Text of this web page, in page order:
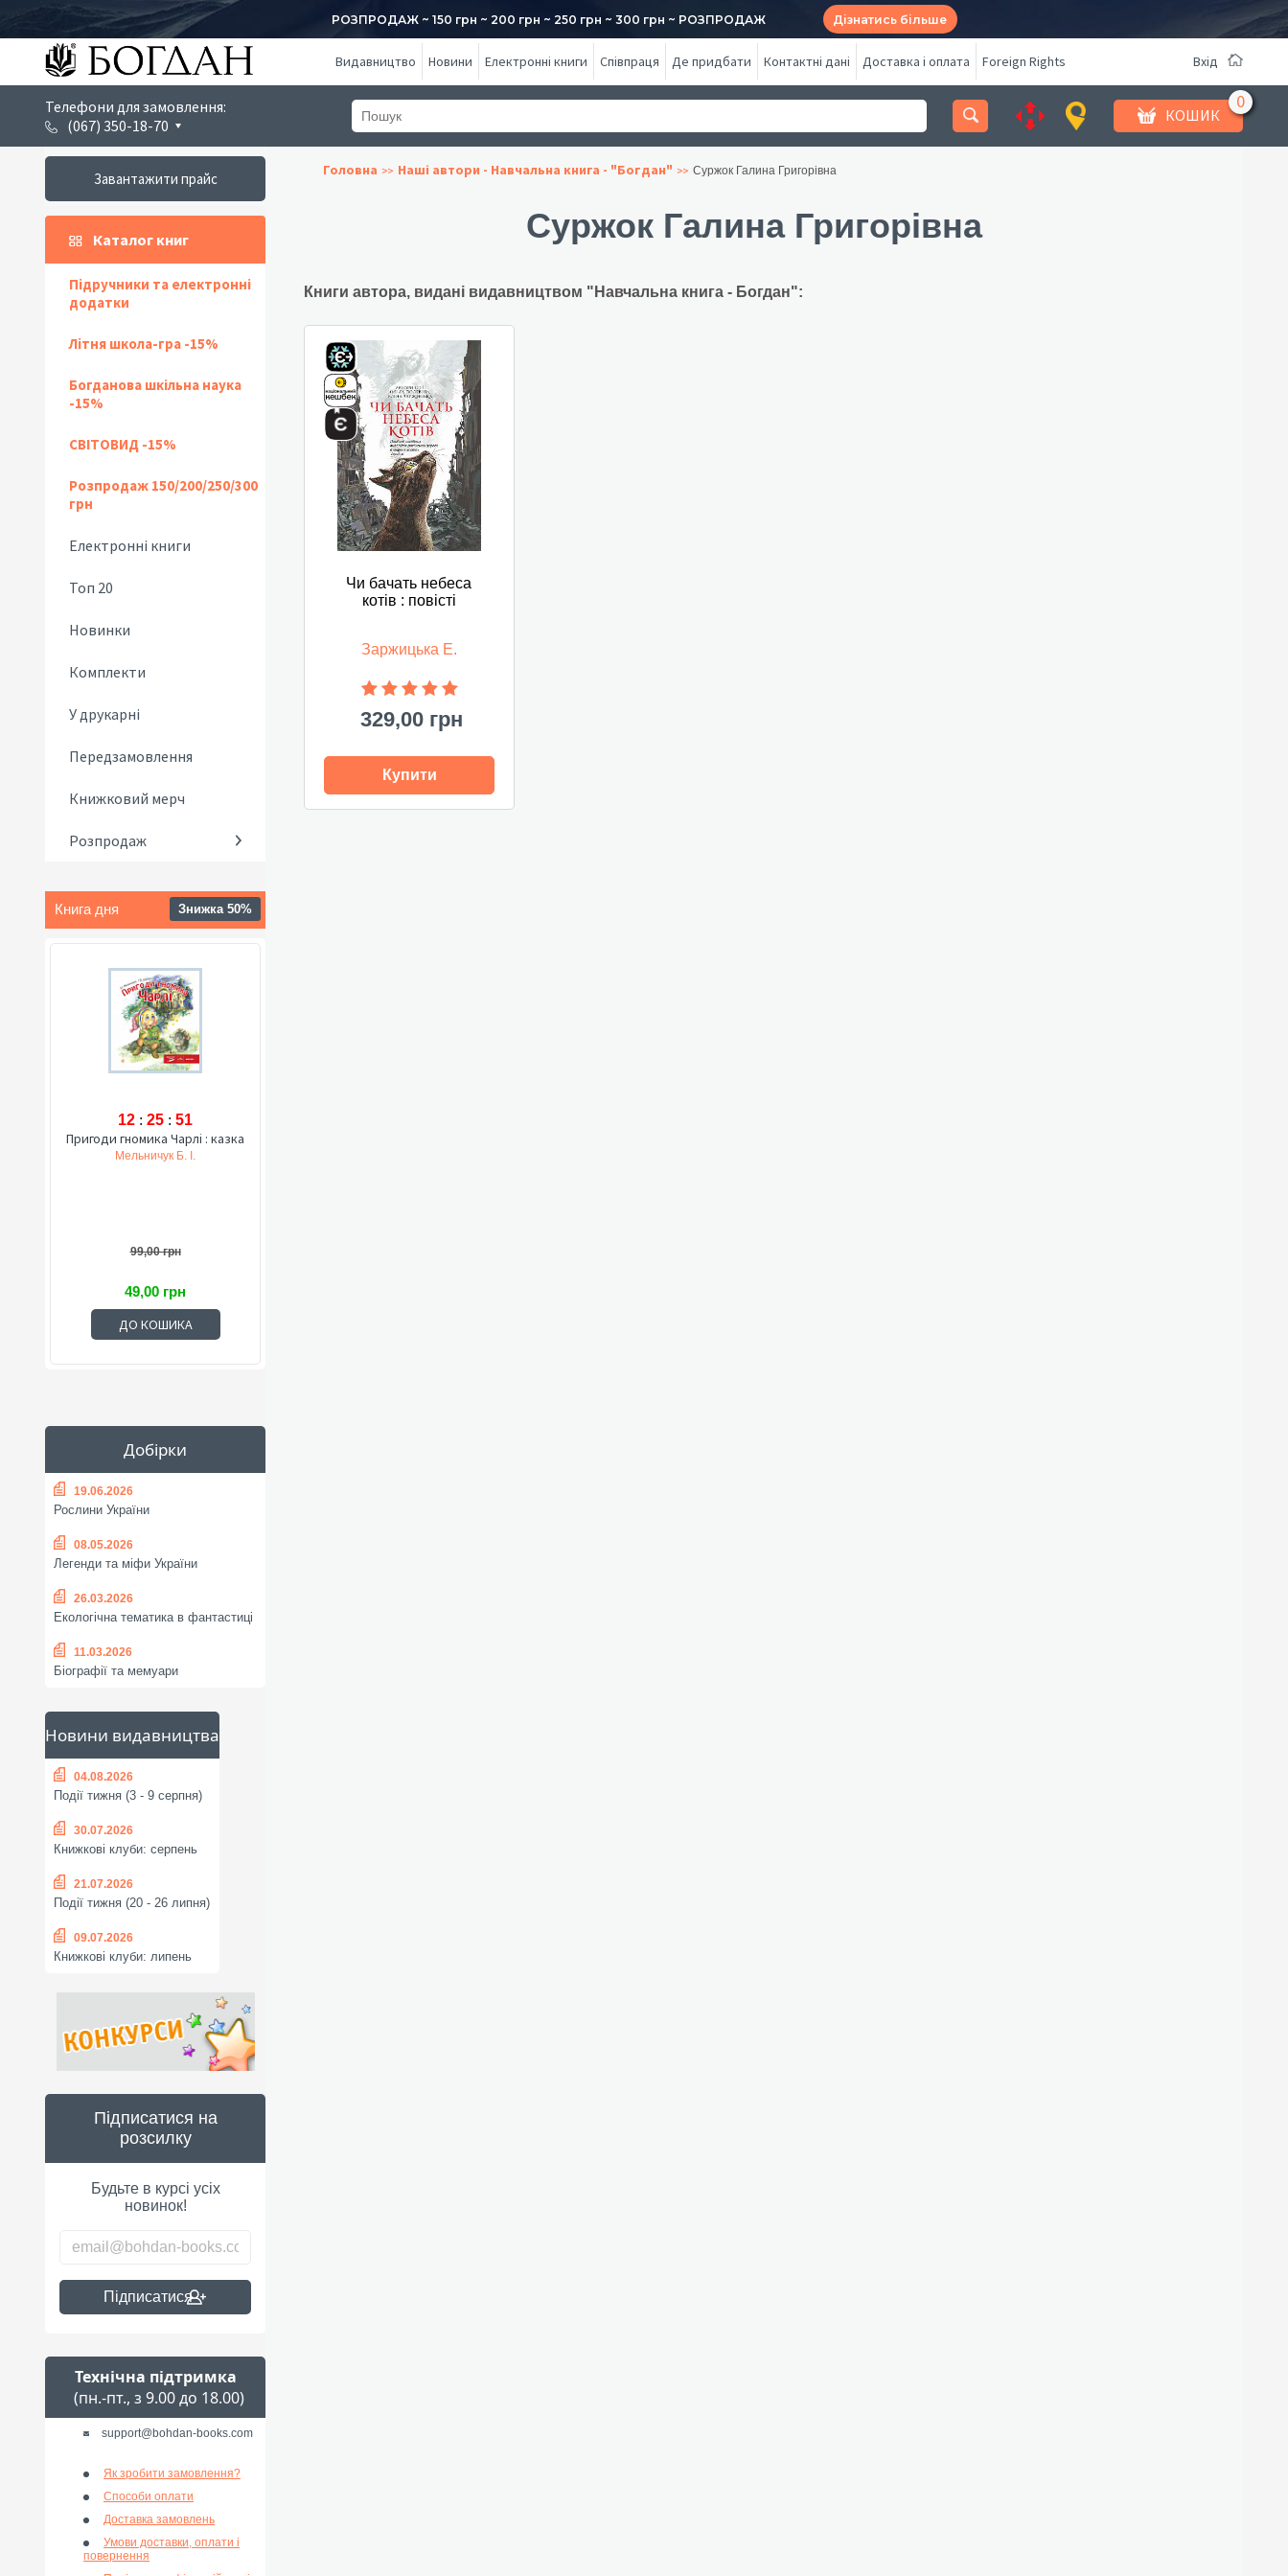
РОЗПРОДАЖ ~ 150 грн ~ 200 грн ~ 250 грн ~ 300 грн ~ РОЗПРОДАЖ Дізнатись більше
Видавництво Новини Електронні книги Співпраця Де придбати Контактні дані Доставка і оплата Foreign Rights Вхід
Телефони для замовлення:
(067) 350-18-70
КОШИК
Завантажити прайс
Каталог книг
Підручники та електронні
додатки
Літня школа-гра -15%
Богданова шкільна наука
-15%
СВІТОВИД -15%
Розпродаж 150/200/250/300
грн
Електронні книги
Топ 20
Новинки
Комплекти
У друкарні
Передзамовлення
Книжковий мерч
Розпродаж
Книга дня Знижка 50%
12 : 25 : 50
Пригоди гномика Чарлі : казка
Мельничук Б. І.
99,00 грн
49,00 грн
ДО КОШИКА
Добірки
19.06.2026
Рослини України
08.05.2026
Легенди та міфи України
26.03.2026
Екологічна тематика в фантастиці
11.03.2026
Біографії та мемуари
Новини видавництва
04.08.2026
Події тижня (3 - 9 серпня)
30.07.2026
Книжкові клуби: серпень
21.07.2026
Події тижня (20 - 26 липня)
09.07.2026
Книжкові клуби: липень
Підписатися на
розсилку
Будьте в курсі усіх
новинок!
Підписатися
Технічна підтримка
(пн.-пт., з 9.00 до 18.00)
support@bohdan-books.com
Як зробити замовлення?
Способи оплати
Доставка замовлень
Умови доставки, оплати і
повернення
Головна Наші автори - Навчальна книга - "Богдан" Суржок Галина Григорівна
Суржок Галина Григорівна
Книги автора, видані видавництвом "Навчальна книга - Богдан":
Чи бачать небеса
котів : повісті
Заржицька Е.
329,00 грн
Купити